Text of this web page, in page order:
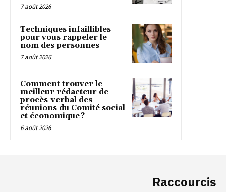
7 août 2026
Techniques infaillibles
pour vous rappeler le
nom des personnes
7 août 2026
Comment trouver le
meilleur rédacteur de
procès-verbal des
réunions du Comité social
et économique ?
6 août 2026
Raccourcis